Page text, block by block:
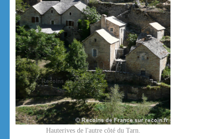
Hauterives de l'autre côté du Tarn.